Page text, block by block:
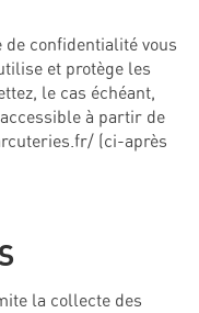
confidentialité vous
et protège les
le cas échéant,
à partir de
(ci-après
la collecte des